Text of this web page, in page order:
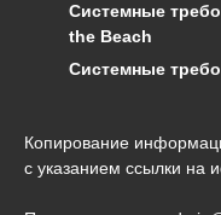
Системные
the Beach
Системные
Копирование
с указанием ссылки на